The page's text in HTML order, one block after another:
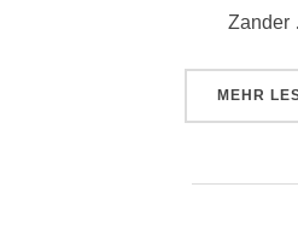
Zander
MEHR